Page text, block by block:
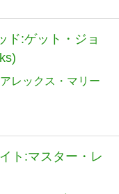
ド:ゲット・ジョ
アレックス・マリー
ト:マスター・レ